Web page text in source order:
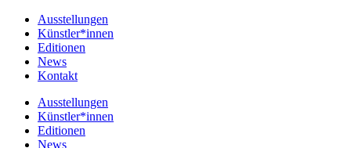
Ausstellungen
Künstler*innen
Editionen
News
Kontakt
Ausstellungen
Künstler*innen
Editionen
News